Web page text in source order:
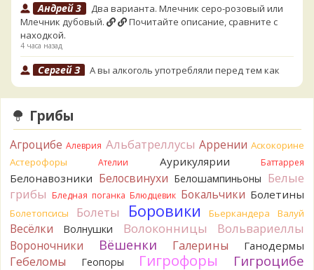
Андрей 3
Два варианта. Млечник серо-розовый или
Млечник дубовый.
Почитайте описание, сравните с
находкой.
4 часа назад
Сергей З
А вы алкоголь употребляли перед тем как
Serj_Sf
лизнул, и пожевал, но горечи не почувствовал. Супруга
лизнула - ей горький, как таблетка. Детям тоже не горький.
То что это именно горчак сомнений нет. Но вот такие
индивидуальные вкусовые особенности.)Гриб, конечно,
выкинули.
16 часов назад
Verona Говорушка булавоногая могла бы вырасти...
17 часов назад
17 часов назад
Грибы
Агроцибе Алеврия Альбатреллусы Аррении Аскокорине
Астерофоры
Ателии Аурикулярии Баттаррея
Белонавозники Белосвинухи Белошампиньоны Белые
грибы Бледная поганка Блюдцевик Бокальчики Болетины
Болетопсисы Болеты Боровики Бьеркандера Валуй
Весёлки Волнушки Волоконницы Вольвариеллы
Вороночники Вёшенки Галерины Ганодермы
Гебеломы Геопоры Гигрофоры Гигроцибе